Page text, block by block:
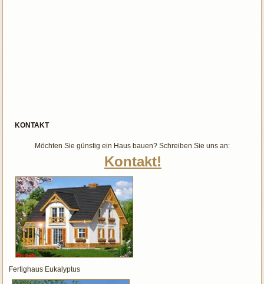
KONTAKT
Möchten Sie günstig ein Haus bauen? Schreiben Sie uns an:
Kontakt!
Fertighaus Eukalyptus